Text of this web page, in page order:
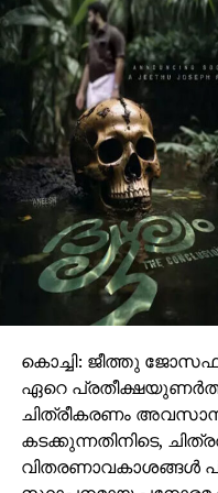
കൊച്ചി: ജീത്തു
ഏറെ
ചിത്രീകരണം
കടക്കുന്നതിനിടെ,
വിതരണാവകാശങ്ങൾ